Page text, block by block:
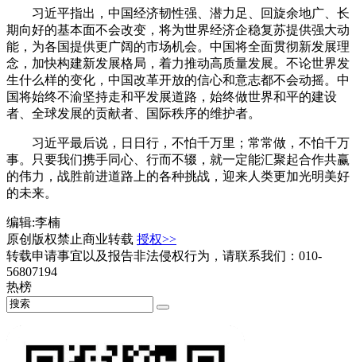
习近平指出，中国经济韧性强、潜力足、回旋余地广、长
期向好的基本面不会改变，将为世界经济企稳复苏提供强大动
能，为各国提供更广阔的市场机会。中国将全面贯彻新发展理
念，加快构建新发展格局，着力推动高质量发展。不论世界发
生什么样的变化，中国改革开放的信心和意志都不会动摇。中
国将始终不渝坚持走和平发展道路，始终做世界和平的建设
者、全球发展的贡献者、国际秩序的维护者。
习近平最后说，日日行，不怕千万里；常常做，不怕千万
事。只要我们携手同心、行而不辍，就一定能汇聚起合作共赢
的伟力，战胜前进道路上的各种挑战，迎来人类更加光明美好
的未来。
编辑:李楠
原创版权禁止商业转载 授权>>
转载申请事宜以及报告非法侵权行为，请联系我们：010-
56807194
热榜